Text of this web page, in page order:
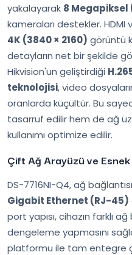
yakalayarak 8 Megapiksel
kameraları destekler. HDMI
4K (3840 × 2160) görüntü
detayların net bir şekilde
Hikvision'un geliştirdiği
teknolojisi, video
oranlarda küçültür. Bu
tasarruf edilir hem de ağ
kullanımı optimize edilir.
Çift Ağ Arayüzü ve Esnek
DS-7716NI-Q4, ağ
Gigabit Ethernet (RJ-45)
port yapısı, cihazın farklı
dengeleme yapmasını
platformu ile tam entegre